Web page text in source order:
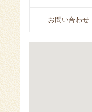
お問い合わせ